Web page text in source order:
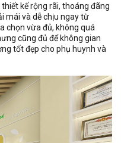
kế rộng rãi, thoáng đãng
mái và dễ chịu ngay từ
chọn vừa đủ, không quá
cũng đủ để không gian
tốt đẹp cho phụ huynh và